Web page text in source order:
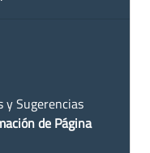
y Sugerencias
de Página